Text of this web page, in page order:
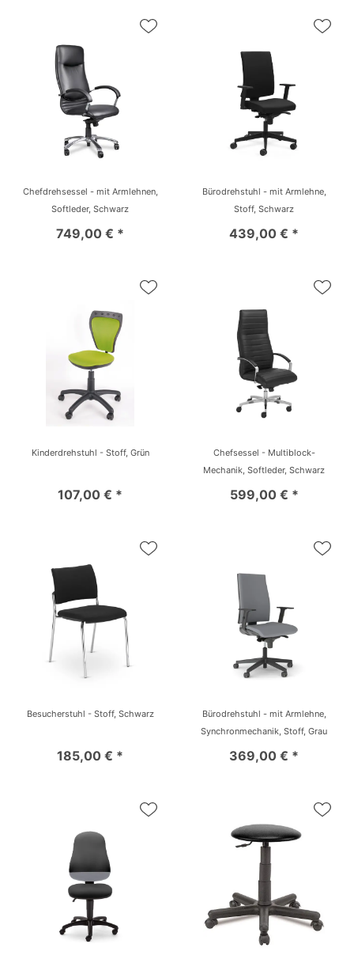
Chefdrehsessel - mit Armlehnen,
Softleder, Schwarz
749,00 € *
Bürodrehstuhl - mit Armlehne,
Stoff, Schwarz
439,00 € *
Kinderdrehstuhl - Stoff, Grün
107,00 € *
Chefsessel - Multiblock-
Mechanik, Softleder, Schwarz
599,00 € *
Besucherstuhl - Stoff, Schwarz
185,00 € *
Bürodrehstuhl - mit Armlehne,
Synchronmechanik, Stoff, Grau
369,00 € *